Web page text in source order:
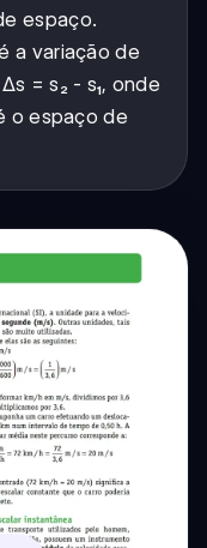
espaço.
a variação de
= s₂ - s₁, onde
o espaço de